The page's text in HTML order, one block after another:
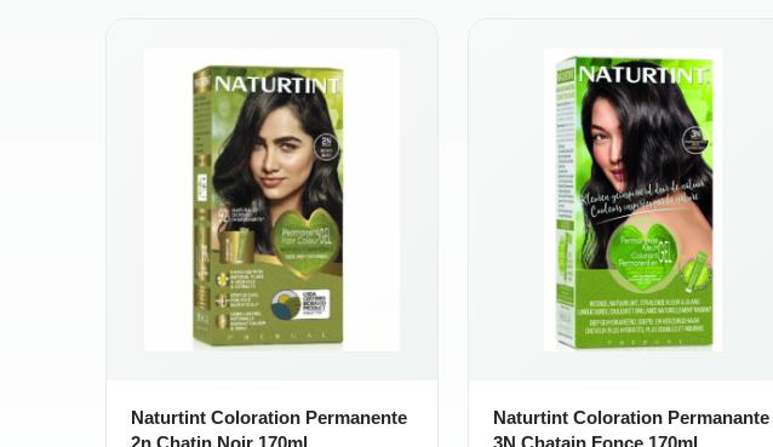
Naturtint Coloration Permanente
2n Chatin Noir 170ml
Naturtint Coloration Permanante
3N Chatain Fonce 170ml